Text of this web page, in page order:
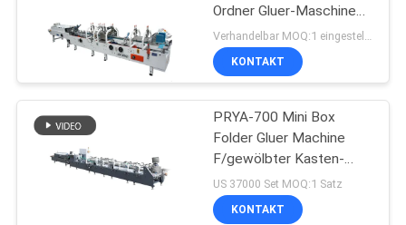
UNS
FABRIK-
AUSFLUG
lamellierende
Maschine des
Filmes
104
Ordner Gluer-Maschine
mit
Fernsteuerungsflugzeugen
0-220m/Minute
Verhandelbar MOQ:1 eingestellt/Sätze
KONTAKT
PRYA-700 Mini Box
Folder Gluer Machine
F/gewölbter Kasten-
Ordner Gluer e-Flöte
US 37000 Set MOQ:1 Satz
KONTAKT